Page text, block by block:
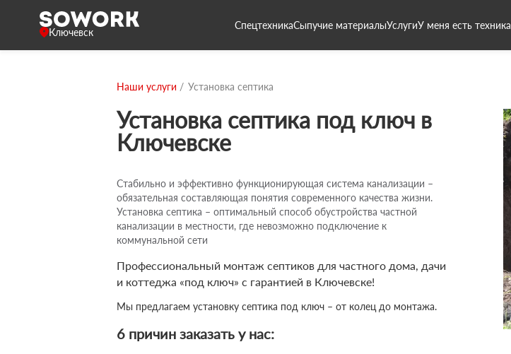
Ключевск
СпецтехникаСыпучие материалыУслугиУ меня есть техника
Наши услуги Установка септика
Установка септика под ключ в
Ключевске
Стабильно и эффективно функционирующая система канализации –
обязательная составляющая понятия современного качества жизни.
Установка септика – оптимальный способ обустройства частной
канализации в местности, где невозможно подключение к
коммунальной сети
Профессиональный монтаж септиков для частного дома, дачи
и коттеджа «под ключ» с гарантией в Ключевске!
Мы предлагаем установку септика под ключ – от колец до монтажа.
6 причин заказать у нас: